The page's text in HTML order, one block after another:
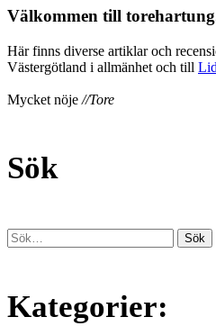
Välkommen till
Här finns diverse artiklar och
Västergötland i allmänhet och till
Mycket nöje //Tore
Sök
Kategorier: